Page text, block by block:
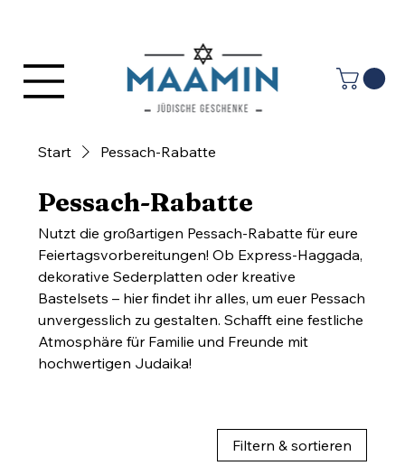
Start Pessach-Rabatte
Pessach-Rabatte
Nutzt die großartigen Pessach-Rabatte für eure
Feiertagsvorbereitungen! Ob Express-Haggada,
dekorative Sederplatten oder kreative
Bastelsets – hier findet ihr alles, um euer Pessach
unvergesslich zu gestalten. Schafft eine festliche
Atmosphäre für Familie und Freunde mit
hochwertigen Judaika!
Filtern & sortieren